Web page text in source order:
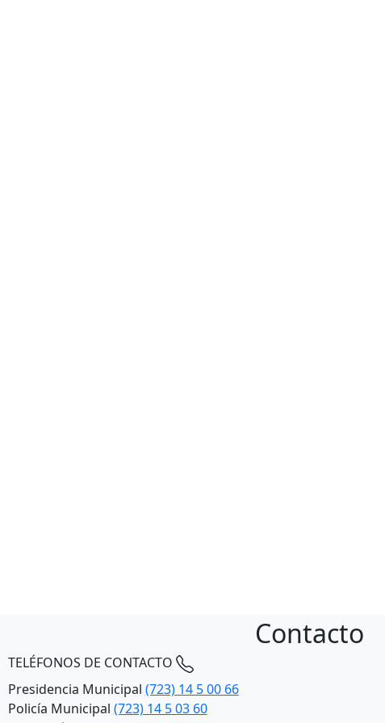
Contacto
TELÉFONOS DE CONTACTO
Presidencia Municipal (723) 14 5 00 66
Policía Municipal (723) 14 5 03 60